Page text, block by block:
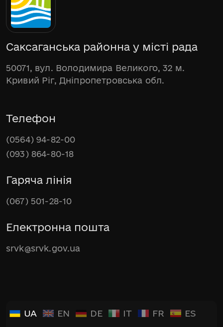
Саксаганська районна у місті рада
50071, вул. Володимира Великого, 32 м.
Кривий Ріг, Дніпропетровська обл.
Телефон
(0564) 94-82-00
(093) 864-80-18
Гаряча лінія
(067) 501-28-10
Електронна пошта
srvk@srvk.gov.ua
UA EN DE IT FR ES